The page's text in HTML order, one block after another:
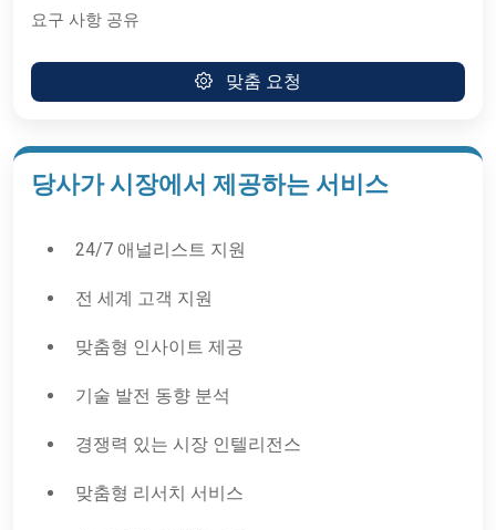
요구 사항 공유
맞춤 요청
당사가 시장에서 제공하는 서비스
24/7 애널리스트 지원
전 세계 고객 지원
맞춤형 인사이트 제공
기술 발전 동향 분석
경쟁력 있는 시장 인텔리전스
맞춤형 리서치 서비스